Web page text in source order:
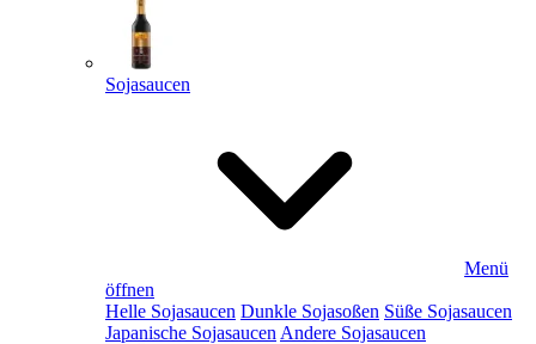
Sojasaucen
Menü
öffnen
Helle Sojasaucen Dunkle Sojasoßen Süße Sojasaucen
Japanische Sojasaucen Andere Sojasaucen